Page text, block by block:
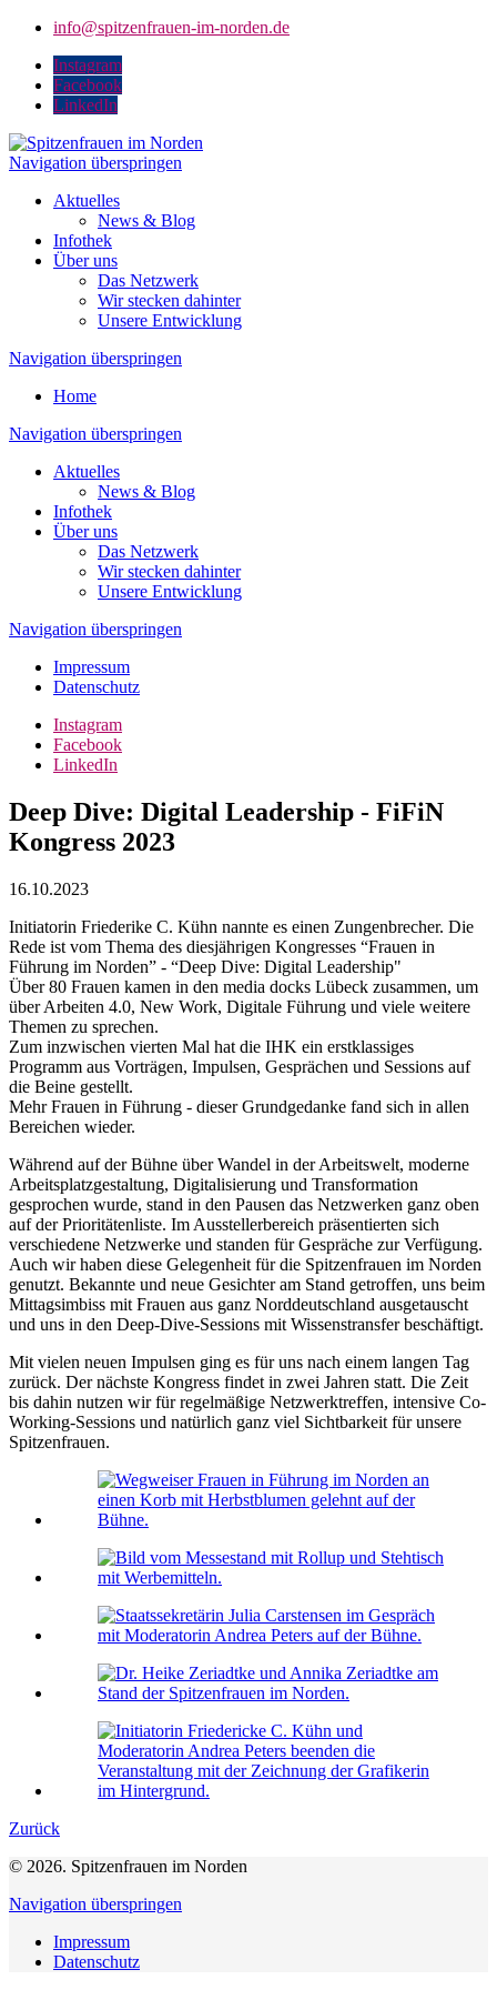
info@spitzenfrauen-im-norden.de
Instagram
Facebook
LinkedIn
Navigation überspringen
Aktuelles
News & Blog
Infothek
Über uns
Das Netzwerk
Wir stecken dahinter
Unsere Entwicklung
Navigation überspringen
Home
Navigation überspringen
Aktuelles
News & Blog
Infothek
Über uns
Das Netzwerk
Wir stecken dahinter
Unsere Entwicklung
Navigation überspringen
Impressum
Datenschutz
Instagram
Facebook
LinkedIn
Deep Dive: Digital Leadership - FiFiN
Kongress 2023
16.10.2023
Initiatorin Friederike C. Kühn nannte es einen Zungenbrecher. Die
Rede ist vom Thema des diesjährigen Kongresses “Frauen in
Führung im Norden” - “Deep Dive: Digital Leadership"
Über 80 Frauen kamen in den media docks Lübeck zusammen, um
über Arbeiten 4.0, New Work, Digitale Führung und viele weitere
Themen zu sprechen.
Zum inzwischen vierten Mal hat die IHK ein erstklassiges
Programm aus Vorträgen, Impulsen, Gesprächen und Sessions auf
die Beine gestellt.
Mehr Frauen in Führung - dieser Grundgedanke fand sich in allen
Bereichen wieder.
Während auf der Bühne über Wandel in der Arbeitswelt, moderne
Arbeitsplatzgestaltung, Digitalisierung und Transformation
gesprochen wurde, stand in den Pausen das Netzwerken ganz oben
auf der Prioritätenliste. Im Ausstellerbereich präsentierten sich
verschiedene Netzwerke und standen für Gespräche zur Verfügung.
Auch wir haben diese Gelegenheit für die Spitzenfrauen im Norden
genutzt. Bekannte und neue Gesichter am Stand getroffen, uns beim
Mittagsimbiss mit Frauen aus ganz Norddeutschland ausgetauscht
und uns in den Deep-Dive-Sessions mit Wissenstransfer beschäftigt.
Mit vielen neuen Impulsen ging es für uns nach einem langen Tag
zurück. Der nächste Kongress findet in zwei Jahren statt. Die Zeit
bis dahin nutzen wir für regelmäßige Netzwerktreffen, intensive Co-
Working-Sessions und natürlich ganz viel Sichtbarkeit für unsere
Spitzenfrauen.
Zurück
© 2026. Spitzenfrauen im Norden
Navigation überspringen
Impressum
Datenschutz